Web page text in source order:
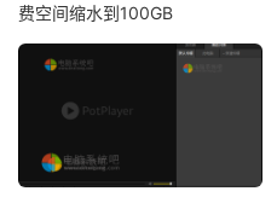
费空间缩水到100GB